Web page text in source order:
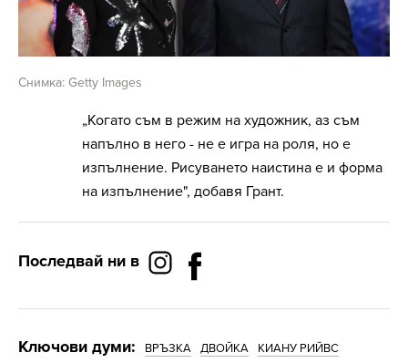
Снимка: Getty Images
„Когато съм в режим на художник, аз съм
напълно в него - не е игра на роля, но е
изпълнение. Рисуването наистина е и форма
на изпълнение", добавя Грант.
Последвай ни в
Ключови думи: ВРЪЗКА ДВОЙКА
КИАНУ РИЙВС